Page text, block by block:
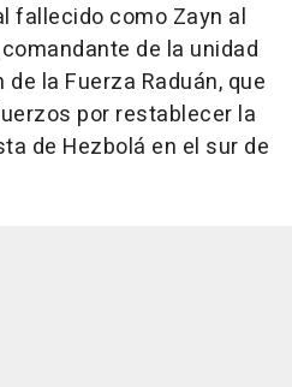
fallecido como Zayn al
de la unidad
la Fuerza Raduán, que
por restablecer la
de Hezbolá en el sur de